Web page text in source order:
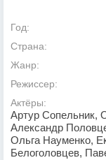
Год:
Страна:
Жанр:
Режиссер:
Актёры:
Артур Сопельник,
Александр
Ольга Науменко,
Белоголовцев,